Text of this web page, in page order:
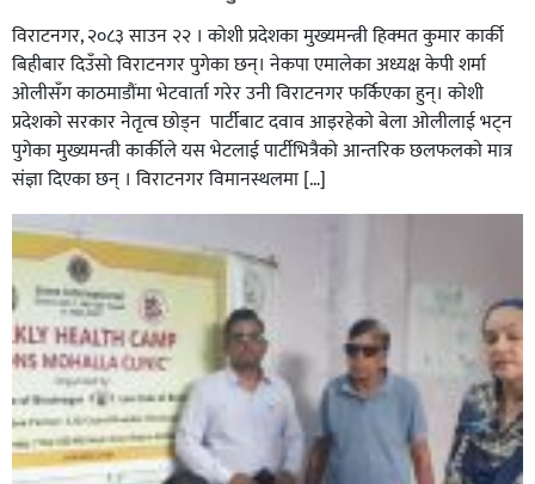
विराटनगर, २०८३ साउन २२ । कोशी प्रदेशका मुख्यमन्त्री हिक्मत कुमार कार्की
बिहीबार दिउँसो विराटनगर पुगेका छन्। नेकपा एमालेका अध्यक्ष केपी शर्मा
ओलीसँग काठमाडौंमा भेटवार्ता गरेर उनी विराटनगर फर्किएका हुन्। काेशी
प्रदेशकाे सरकार नेतृत्व छाेड्न पार्टीबाट दवाव आइरहेकाे बेला ओलीलाई भट्न
पुगेका मुख्यमन्त्री कार्कीले यस भेटलाई पार्टीभित्रैको आन्तरिक छलफलकाे मात्र
संज्ञा दिएका छन् । विराटनगर विमानस्थलमा […]